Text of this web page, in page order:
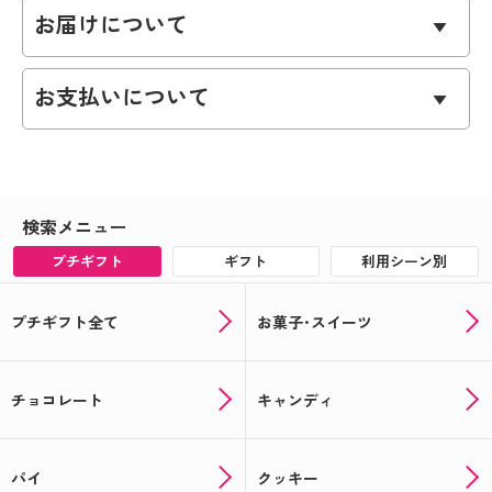
お届けについて
お支払いについて
検索メニュー
プチギフト ギフト 利用シーン別
プチギフト全て お菓子･スイーツ
チョコレート キャンディ
パイ クッキー